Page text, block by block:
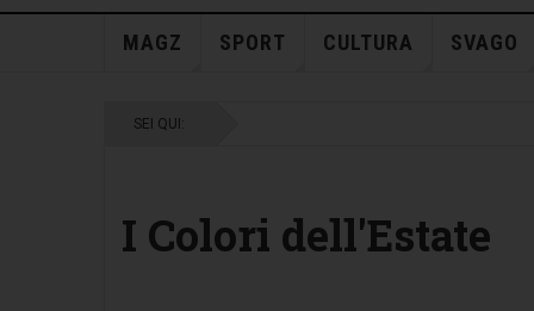
MAGZ SPORT CULTURA SVAGO
SEI QUI:
I Colori dell'Estate